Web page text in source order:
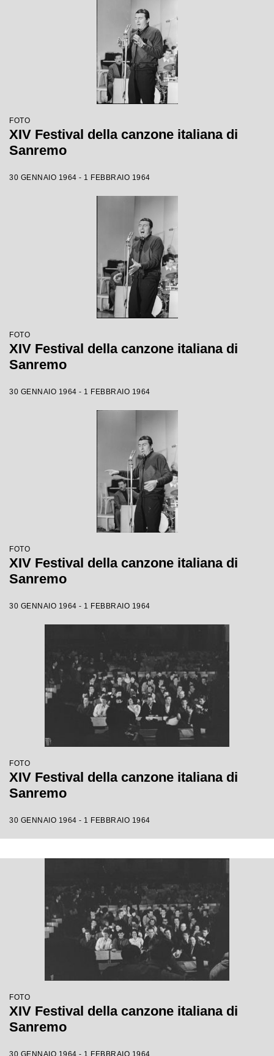
FOTO
XIV Festival della canzone italiana di
Sanremo
30 GENNAIO 1964 - 1 FEBBRAIO 1964
FOTO
XIV Festival della canzone italiana di
Sanremo
30 GENNAIO 1964 - 1 FEBBRAIO 1964
FOTO
XIV Festival della canzone italiana di
Sanremo
30 GENNAIO 1964 - 1 FEBBRAIO 1964
FOTO
XIV Festival della canzone italiana di
Sanremo
30 GENNAIO 1964 - 1 FEBBRAIO 1964
FOTO
XIV Festival della canzone italiana di
Sanremo
30 GENNAIO 1964 - 1 FEBBRAIO 1964